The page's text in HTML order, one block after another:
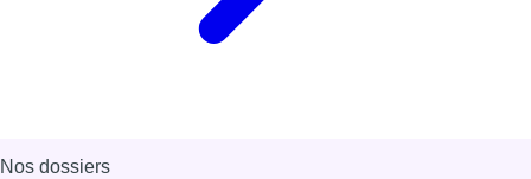
Nos dossiers